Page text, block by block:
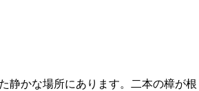
静かな場所にあります。二本の樟が根